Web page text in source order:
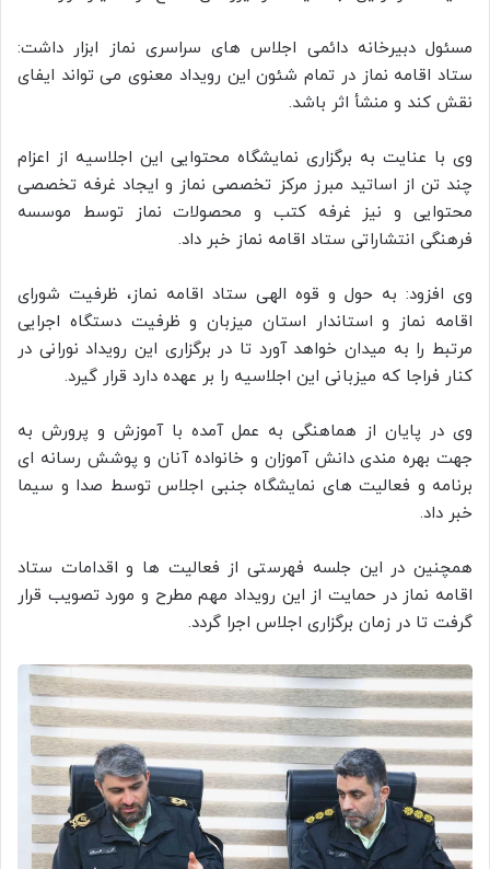
مسئول دبیرخانه دائمی اجلاس های سراسری نماز ابزار داشت:
ستاد اقامه نماز در تمام شئون این رویداد معنوی می تواند ایفای
نقش کند و منشأ اثر باشد.
وی با عنایت به برگزاری نمایشگاه محتوایی این اجلاسیه از اعزام
چند تن از اساتید مبرز مرکز تخصصی نماز و ایجاد غرفه تخصصی
محتوایی و نیز غرفه کتب و محصولات نماز توسط موسسه
فرهنگی انتشاراتی ستاد اقامه نماز خبر داد.
وی افزود: به حول و قوه الهی ستاد اقامه نماز، ظرفیت شورای
اقامه نماز و استاندار استان میزبان و ظرفیت دستگاه اجرایی
مرتبط را به میدان خواهد آورد تا در برگزاری این رویداد نورانی در
کنار فراجا که میزبانی این اجلاسیه را بر عهده دارد قرار گیرد.
وی در پایان از هماهنگی به عمل آمده با آموزش و پرورش به
جهت بهره مندی دانش آموزان و خانواده آنان و پوشش رسانه ای
برنامه و فعالیت های نمایشگاه جنبی اجلاس توسط صدا و سیما
خبر داد.
همچنین در این جلسه فهرستی از فعالیت ها و اقدامات ستاد
اقامه نماز در حمایت از این رویداد مهم مطرح و مورد تصویب قرار
گرفت تا در زمان برگزاری اجلاس اجرا گردد.